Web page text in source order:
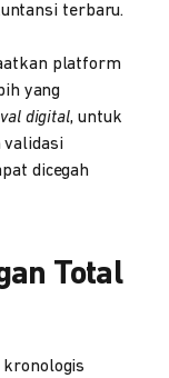
terbaru.
platform
yang
digital, untuk
validasi
dicegah
Total
kronologis